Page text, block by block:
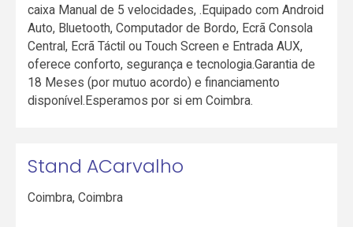
caixa Manual de 5 velocidades, .Equipado com Android
Auto, Bluetooth, Computador de Bordo, Ecrã Consola
Central, Ecrã Táctil ou Touch Screen e Entrada AUX,
oferece conforto, segurança e tecnologia.Garantia de
18 Meses (por mutuo acordo) e financiamento
disponível.Esperamos por si em Coimbra.
Stand ACarvalho
Coimbra,Coimbra